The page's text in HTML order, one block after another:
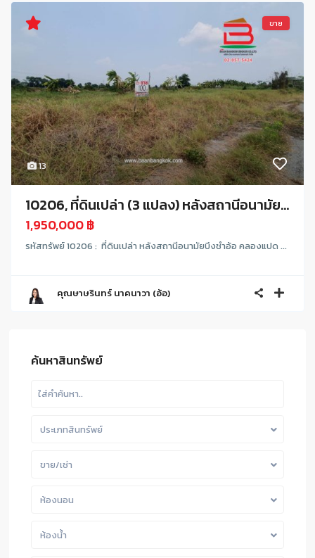
13
ขาย
10206, ที่ดินเปล่า (3 แปลง) หลังสถานีอนามัย...
1,950,000 ฿
รหัสทรัพย์ 10206 : ที่ดินเปล่า หลังสถานีอนามัยบึงชำอ้อ คลองแปด ...
คุณษาษรินทร์ นาคนาวา (อ้อ)
ค้นหาสินทรัพย์
ประเภทสินทรัพย์
ขาย/เช่า
ห้องนอน
ห้องน้ำ